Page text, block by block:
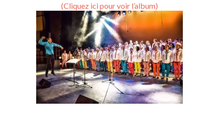
(Cliquez ici pour voir l’album)